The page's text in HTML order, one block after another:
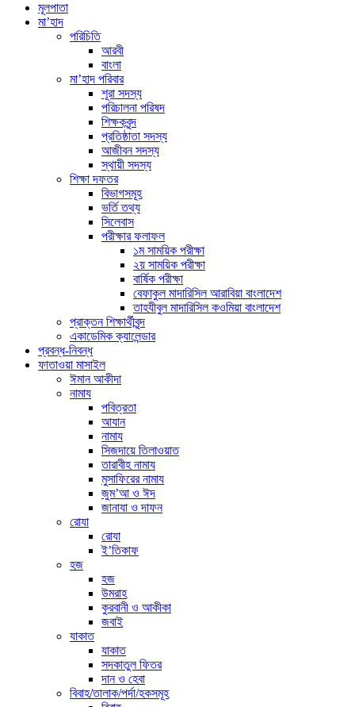
মূলপাতা
মা’হাদ
পরিচিতি
আরবী
বাংলা
মা’হাদ পরিবার
শূরা সদস্য
পরিচালনা পরিষদ
শিক্ষকবৃন্দ
প্রতিষ্ঠাতা সদস্য
আজীবন সদস্য
স্থায়ী সদস্য
শিক্ষা দফতর
বিভাগসমূহ
ভর্তি তথ্য
সিলেবাস
পরীক্ষার ফলাফল
১ম সাময়িক পরীক্ষা
২য় সাময়িক পরীক্ষা
বার্ষিক পরীক্ষা
বেফাকুল মাদারিসিল আরাবিয়া বাংলাদেশ
তাহযীবুল মাদারিসিল কওমিয়া বাংলাদেশ
প্রাক্তন শিক্ষার্থীবৃন্দ
একাডেমিক ক্যালেন্ডার
প্রবন্ধ-নিবন্ধ
ফাতাওয়া মাসাইল
ঈমান আকীদা
নামায
পবিত্রতা
আযান
নামায
সিজদায়ে তিলাওয়াত
তারাবীহ নামায
মুসাফিরের নামায
জুম’আ ও ঈদ
জানাযা ও দাফন
রোযা
রোযা
ই’তিকাফ
হজ
হজ
উমরাহ
কুরবানী ও আকীকা
জবাই
যাকাত
যাকাত
সদকাতুল ফিতর
দান ও হেবা
বিবাহ/তালাক/পর্দা/হকসমূহ